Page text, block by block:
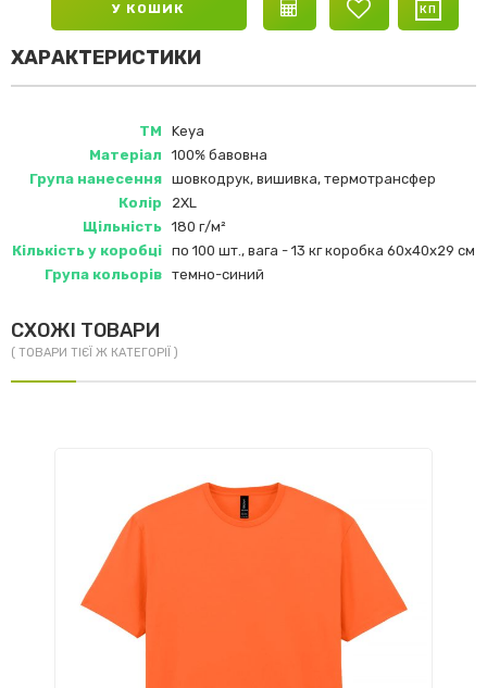
У КОШИК
ХАРАКТЕРИСТИКИ
ТМ
Keya
Матеріал
100% бавовна
Група нанесення шовкодрук, вишивка, термотрансфер
Колір
2XL
Щільність 180 г/м²
Кількість у коробці по 100 шт., вага - 13 кг коробка 60х40х29 см
Група кольорів темно-синий
СХОЖІ ТОВАРИ
( ТОВАРИ ТІЄЇ Ж КАТЕГОРІЇ )